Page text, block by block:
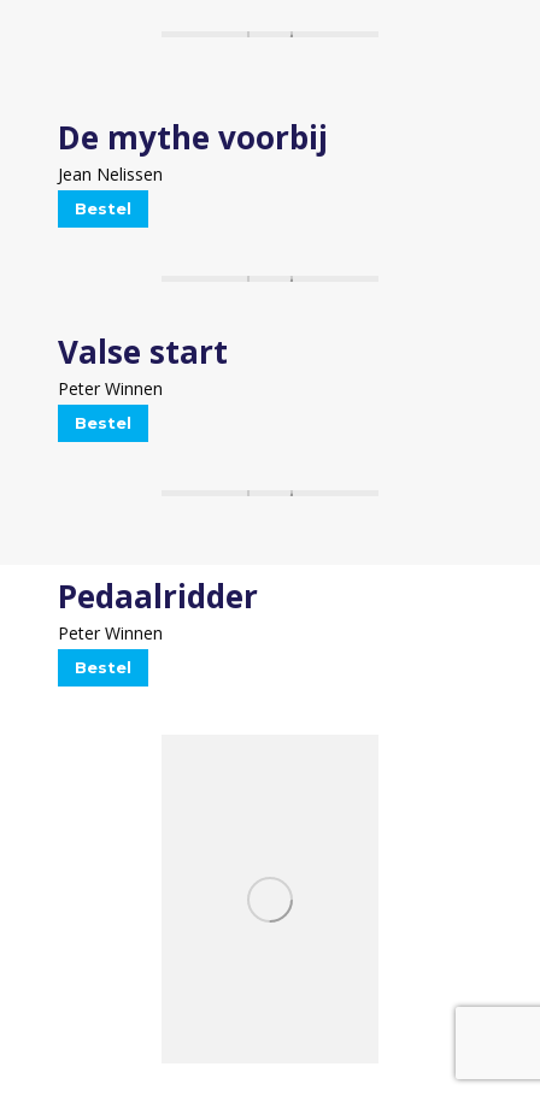
De mythe voorbij
Jean Nelissen
Bestel
Valse start
Peter Winnen
Bestel
Pedaalridder
Peter Winnen
Bestel